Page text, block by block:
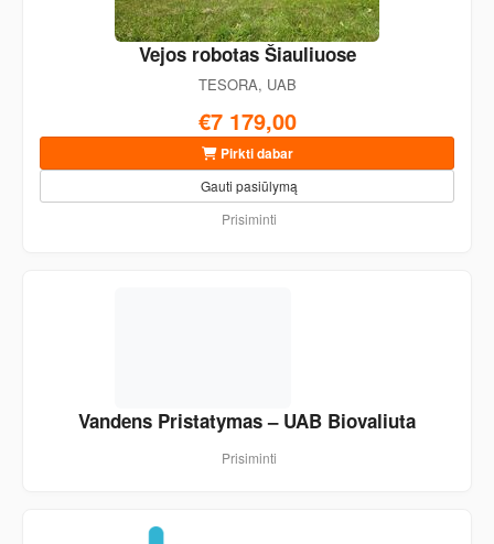
Vejos robotas Šiauliuose
TESORA, UAB
€7 179,00
Pirkti dabar
Gauti pasiūlymą
Prisiminti
Vandens Pristatymas – UAB Biovaliuta
Prisiminti